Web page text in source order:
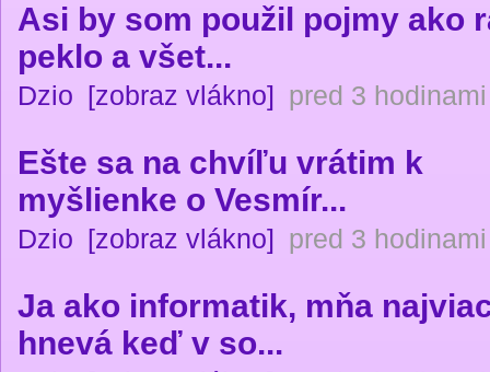
Asi by som použil pojmy ako
peklo a všet...
Dzio [zobraz vlákno] pred 3 hodinami
Ešte sa na chvíľu vrátim k
myšlienke o Vesmír...
Dzio [zobraz vlákno] pred 3 hodinami
Ja ako informatik, mňa
hnevá keď v so...